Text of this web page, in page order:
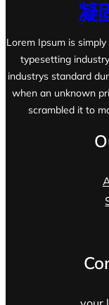
凝
Lorem Ipsum is
typesetting
industrys standard
when an unknown
scrambled it to